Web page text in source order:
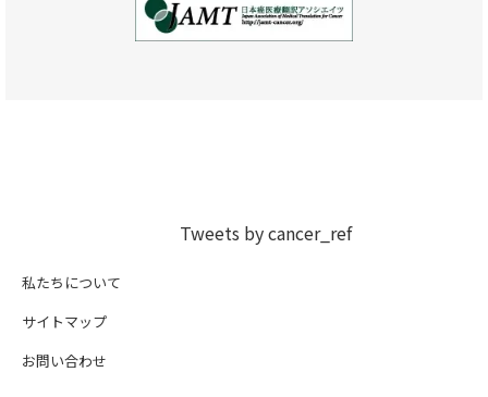
Tweets by cancer_ref
私たちについて
サイトマップ
お問い合わせ